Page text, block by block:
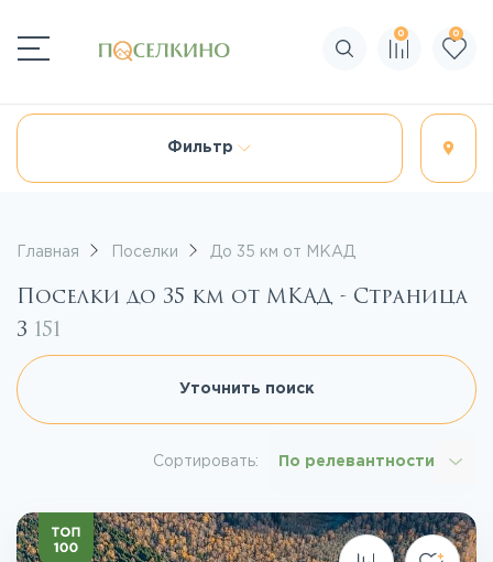
Поиск по сайту
0 0
Фильтр
Главная Поселки До 35 км от МКАД
Поселки до 35 км от МКАД - Страница
3 151
Уточнить поиск
Сортировать: По релевантности